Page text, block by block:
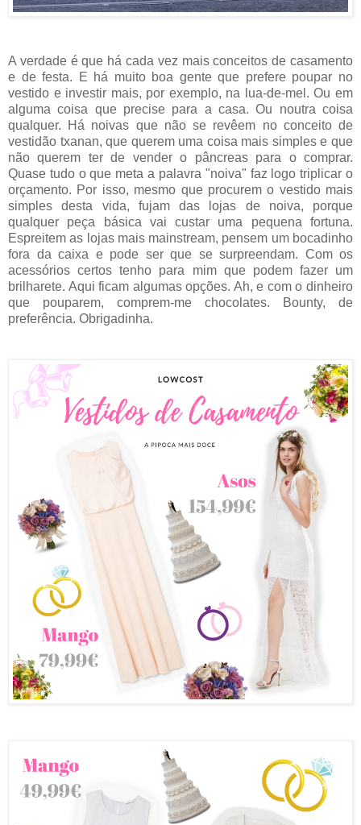
A verdade é que há cada vez mais conceitos de casamento
e de festa. E há muito boa gente que prefere poupar no
vestido e investir mais, por exemplo, na lua-de-mel. Ou em
alguma coisa que precise para a casa. Ou noutra coisa
qualquer. Há noivas que não se revêem no conceito de
vestidão txanan, que querem uma coisa mais simples e que
não querem ter de vender o pâncreas para o comprar.
Quase tudo o que meta a palavra "noiva" faz logo triplicar o
orçamento. Por isso, mesmo que procurem o vestido mais
simples desta vida, fujam das lojas de noiva, porque
qualquer peça básica vai custar uma pequena fortuna.
Espreitem as lojas mais mainstream, pensem um bocadinho
fora da caixa e pode ser que se surpreendam. Com os
acessórios certos tenho para mim que podem fazer um
brilharete. Aqui ficam algumas opções. Ah, e com o dinheiro
que pouparem, comprem-me chocolates. Bounty, de
preferência. Obrigadinha.